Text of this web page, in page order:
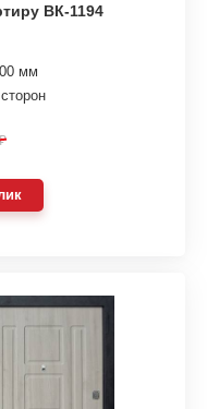
ВК-1194
мм
₽